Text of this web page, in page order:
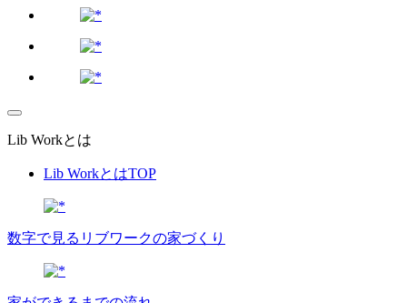
Lib Workとは
Lib WorkとはTOP
数字で⾒るリブワークの家づくり